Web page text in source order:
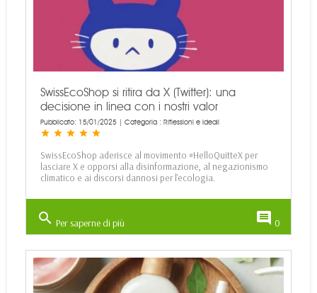
SwissEcoShop si ritira da X (Twitter): una
decisione in linea con i nostri valor
Pubblicato: 15/01/2025 | Categoria : Riflessioni e ideali
star star star star star
SwissEcoShop aderisce al movimento #HelloQuitteX per
lasciare X e opporsi alla disinformazione, al negazionismo
climatico e ai discorsi dannosi per l'ecologia.
search Per saperne di più comment 0